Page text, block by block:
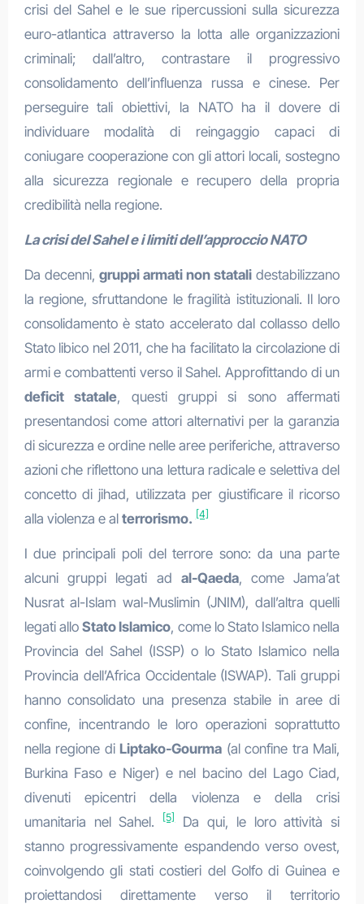
crisi del Sahel e le sue ripercussioni sulla sicurezza
euro-atlantica attraverso la lotta alle organizzazioni
criminali; dall’altro, contrastare il progressivo
consolidamento dell’influenza russa e cinese. Per
perseguire tali obiettivi, la NATO ha il dovere di
individuare modalità di reingaggio capaci di
coniugare cooperazione con gli attori locali, sostegno
alla sicurezza regionale e recupero della propria
credibilità nella regione.
La crisi del Sahel e i limiti dell’approccio NATO
Da decenni, gruppi armati non statali destabilizzano
la regione, sfruttandone le fragilità istituzionali. Il loro
consolidamento è stato accelerato dal collasso dello
Stato libico nel 2011, che ha facilitato la circolazione di
armi e combattenti verso il Sahel. Approfittando di un
deficit statale, questi gruppi si sono affermati
presentandosi come attori alternativi per la garanzia
di sicurezza e ordine nelle aree periferiche, attraverso
azioni che riflettono una lettura radicale e selettiva del
concetto di jihad, utilizzata per giustificare il ricorso
alla violenza e al terrorismo. [4]
I due principali poli del terrore sono: da una parte
alcuni gruppi legati ad al-Qaeda, come Jama’at
Nusrat al-Islam wal-Muslimin (JNIM), dall’altra quelli
legati alloStato Islamico, come lo Stato Islamico nella
Provincia del Sahel (ISSP) o lo Stato Islamico nella
Provincia dell’Africa Occidentale (ISWAP). Tali gruppi
hanno consolidato una presenza stabile in aree di
confine, incentrando le loro operazioni soprattutto
nella regione diLiptako-Gourma (al confine tra Mali,
Burkina Faso e Niger) e nel bacino del Lago Ciad,
divenuti epicentri della violenza e della crisi
umanitaria nel Sahel.
[5]Da qui, le loro attività si
stanno progressivamente espandendo verso ovest,
coinvolgendo gli stati costieri del Golfo di Guinea e
proiettandosi direttamente verso il territorio